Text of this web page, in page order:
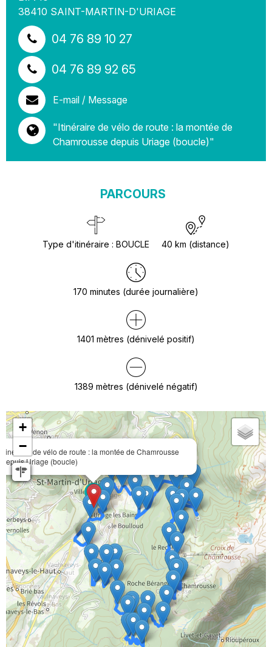
38410 SAINT-MARTIN-D'URIAGE
04 76 89 10 27
04 76 89 92 65
E-mail / Message
"Itinéraire de vélo de route : la montée de
Chamrousse depuis Uriage (boucle)"
PARCOURS
Type d'itinéraire : BOUCLE 40 km (distance)
170 minutes (durée journalière)
1401 mètres (dénivelé positif)
1389 mètres (dénivelé négatif)
Itinéraire de vélo de route : la montée de Chamrousse
depuis Uriage (boucle)
+
−